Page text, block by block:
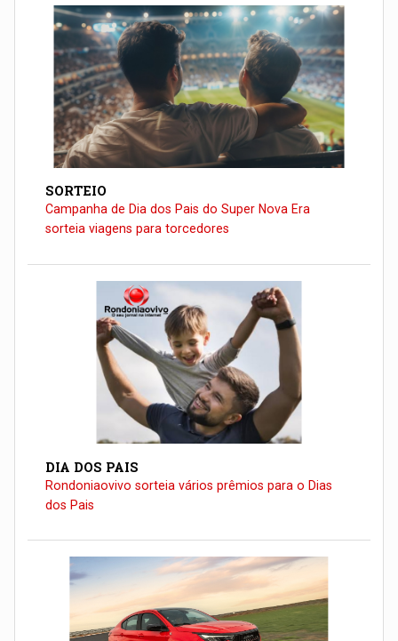
SORTEIO
Campanha de Dia dos Pais do Super Nova Era
sorteia viagens para torcedores
DIA DOS PAIS
Rondoniaovivo sorteia vários prêmios para o Dias
dos Pais